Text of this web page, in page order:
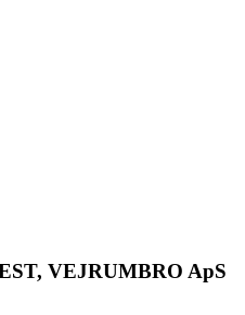
VEJRUMBRO ApS